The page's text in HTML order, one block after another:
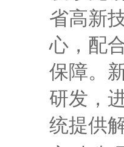
省高新
心，配
保障。
研发，
统提供